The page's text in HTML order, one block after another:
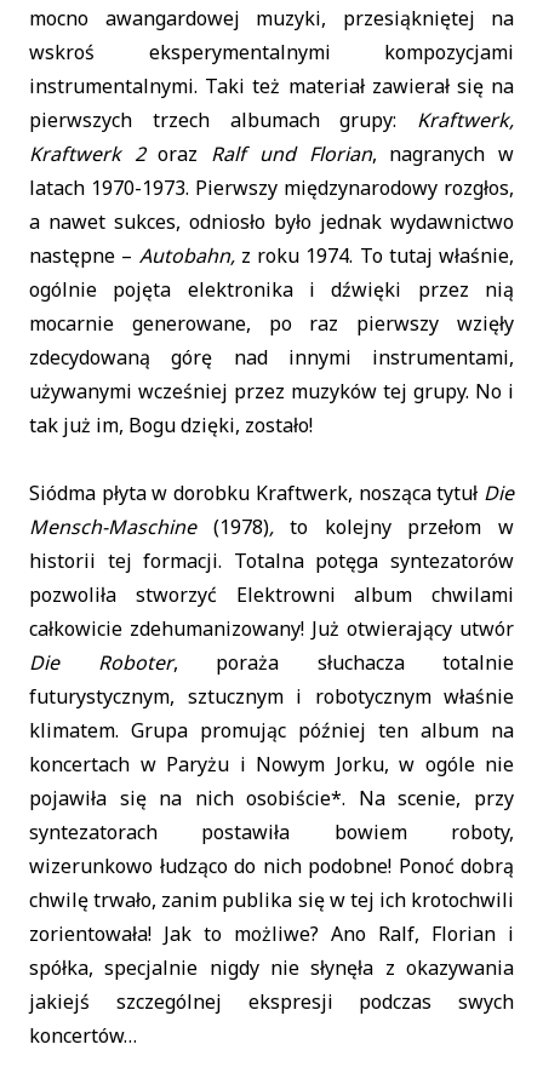
mocno awangardowej muzyki, przesiąkniętej na
wskroś eksperymentalnymi kompozycjami
instrumentalnymi. Taki też materiał zawierał się na
pierwszych trzech albumach grupy: Kraftwerk,
Kraftwerk 2oraz Ralf und Florian, nagranych w
latach 1970-1973. Pierwszy międzynarodowy rozgłos,
a nawet sukces, odniosło było jednak wydawnictwo
następne – Autobahn,z roku 1974. To tutaj właśnie,
ogólnie pojęta elektronika i dźwięki przez nią
mocarnie generowane, po raz pierwszy wzięły
zdecydowaną górę nad innymi instrumentami,
używanymi wcześniej przez muzyków tej grupy. No i
tak już im, Bogu dzięki, zostało!
Siódma płyta w dorobku Kraftwerk, nosząca tytuł Die
Mensch-Maschine (1978),to kolejny przełom w
historii tej formacji. Totalna potęga syntezatorów
pozwoliła stworzyć Elektrowni album chwilami
całkowicie zdehumanizowany! Już otwierający utwór
Die Roboter, poraża słuchacza totalnie
futurystycznym, sztucznym i robotycznym właśnie
klimatem. Grupa promując później ten album na
koncertach w Paryżu i Nowym Jorku, w ogóle nie
pojawiła się na nich osobiście*. Na scenie, przy
syntezatorach postawiła bowiem roboty,
wizerunkowo łudząco do nich podobne! Ponoć dobrą
chwilę trwało, zanim publika się w tej ich krotochwili
zorientowała! Jak to możliwe? Ano Ralf, Florian i
spółka, specjalnie nigdy nie słynęła z okazywania
jakiejś szczególnej ekspresji podczas swych
koncertów…